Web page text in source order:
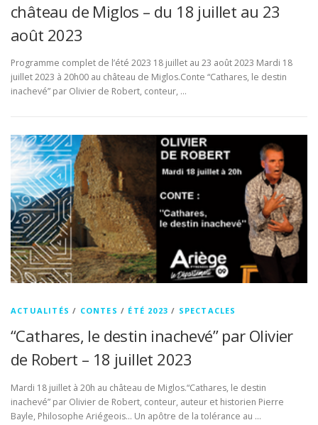
château de Miglos – du 18 juillet au 23
août 2023
Programme complet de l’été 2023 18 juillet au 23 août 2023 Mardi 18
juillet 2023 à 20h00 au château de Miglos.Conte “Cathares, le destin
inachevé” par Olivier de Robert, conteur, …
ACTUALITÉS / CONTES / ÉTÉ 2023 / SPECTACLES
“Cathares, le destin inachevé” par Olivier
de Robert – 18 juillet 2023
Mardi 18 juillet à 20h au château de Miglos.“Cathares, le destin
inachevé” par Olivier de Robert, conteur, auteur et historien Pierre
Bayle, Philosophe Ariégeois… Un apôtre de la tolérance au …